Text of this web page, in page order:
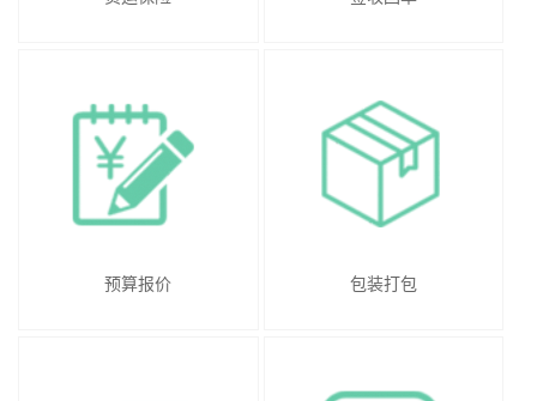
预算报价 包装打包